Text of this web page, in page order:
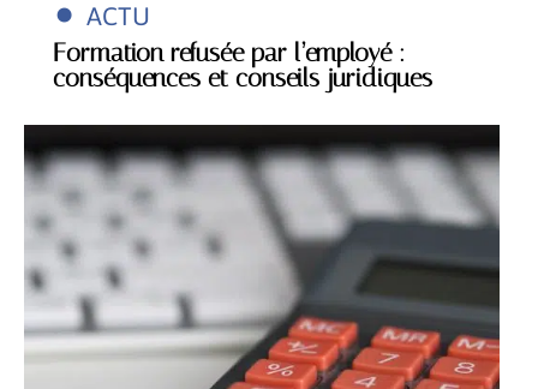
ACTU
Formation refusée par l’employé :
conséquences et conseils juridiques